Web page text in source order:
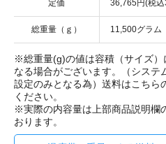
定価 36,765円(税
総重量（ｇ） 11,500グラム
※総重量(g)の値は容積（サイズ
なる場合がございます。（システ
設定のみとなる為）送料はこちら
ください。
※実際の内容量は上部商品説明欄
おります。